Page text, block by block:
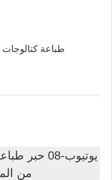
يوتيوب-08
من